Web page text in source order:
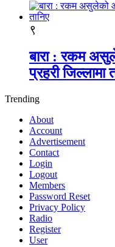
९
बारा : रकम
प्रहरी जिल्लामा
Trending
About
Account
Advertisement
Contact
Login
Logout
Members
Password Reset
Privacy Policy
Radio
Register
User